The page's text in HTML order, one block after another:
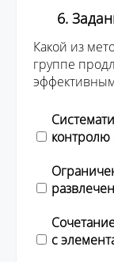
6.
Какой из
группе
с